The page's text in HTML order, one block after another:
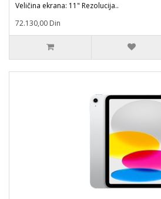
Veličina ekrana: 11" Rezolucija..
72.130,00 Din